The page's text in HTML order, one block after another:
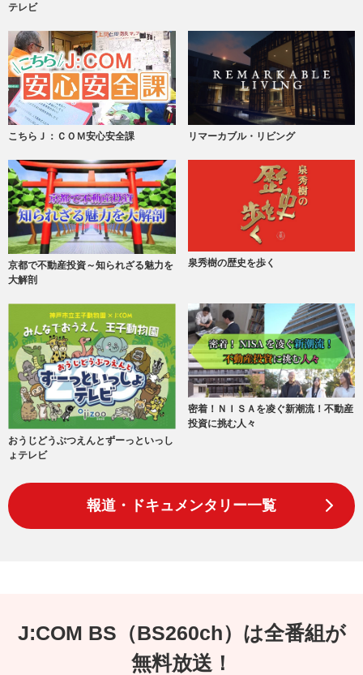
テレビ
こちらＪ：ＣＯＭ安心安全課 リマーカブル・リビング
京都で不動産投資～知られざる魅力を
大解剖
泉秀樹の歴史を歩く
おうじどうぶつえんとずーっといっし
ょテレビ
密着！ＮＩＳＡを凌ぐ新潮流！不動産
投資に挑む人々
報道・ドキュメンタリー一覧
J:COM BS（BS260ch）は全番組が
無料放送！